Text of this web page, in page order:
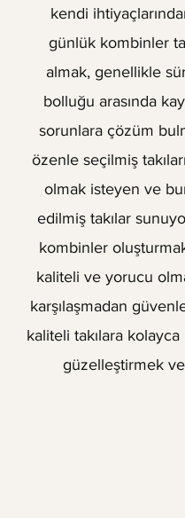
kendi
günlük kombinler
almak, genellikle
bolluğu arasında
sorunlara çözüm
özenle seçilmiş
olmak isteyen ve
edilmiş takılar
kombinler
kaliteli ve yorucu
karşılaşmadan
kaliteli takılara kolayca
güzelleştirmek